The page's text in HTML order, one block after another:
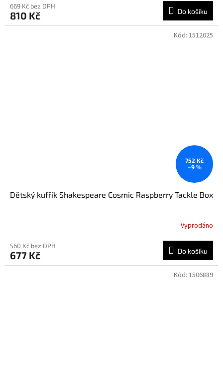
669 Kč bez DPH
810 Kč Do košíku
752 Kč
–9 %
Dětský kufřík Shakespeare Cosmic Raspberry Tackle Box
Vyprodáno
560 Kč bez DPH
677 Kč Do košíku
Kód: 1512025
Kód: 1506889